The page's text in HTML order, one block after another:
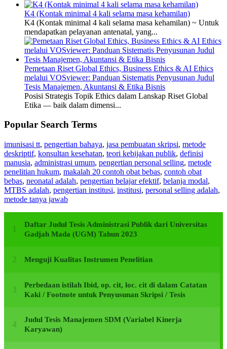
K4 (Kontak minimal 4 kali selama masa kehamilan)
K4 (Kontak minimal 4 kali selama masa kehamilan) ~ Untuk
mendapatkan pelayanan antenatal, yang...
Pemetaan Riset Global Ethics, Business Ethics & AI Ethics
melalui VOSviewer: Panduan Sistematis Penyusunan Judul
Tesis Manajemen, Akuntansi & Etika Bisnis
Posisi Strategis Topik Ethics dalam Lanskap Riset Global
Etika — baik dalam dimensi...
Popular Search Terms
imunisasi tt, pengertian bahaya, jasa pembuatan skripsi, metode
deskriptif, konsultan kesehatan, teori kebijakan publik, definisi
manusia, administrasi umum, pengertian personal selling, metode
penelitian hukum, makalah 20 contoh obat bebas, contoh obat
bebas, neonatal adalah, pengertian belajar efektif, belanja modal,
MTBS adalah, pengertian institusi, institusi, personal selling adalah,
metode tanya jawab
Daftar Judul Tesis Administrasi Publik dari Universitas
Gadjah Mada (UGM) Tahun 2023
Menguji Kualitas Instrumen Penelitian
Perbedaan istilah Ibid, op. cit, loc. cit di dalam Catatan
Kaki / Footnote untuk Penyusunan Skripsi / Tesis
Judul Tesis Manajemen SDM (Variabel Kinerja
Karyawan)